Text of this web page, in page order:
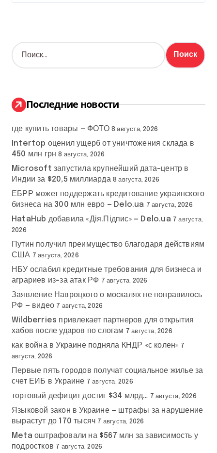
Н
а
:
Последние новости
где купить товары — ФОТО 8 августа, 2026
Intertop оценил ущерб от уничтожения склада в
450 млн грн 8 августа, 2026
Microsoft запустила крупнейший дата-центр в
Индии за $20,5 миллиарда 8 августа, 2026
ЕБРР может поддержать кредитование украинского
бизнеса на 300 млн евро — Delo.ua 7 августа, 2026
HataHub добавила «Дія.Підпис» — Delo.ua 7 августа,
2026
Путин получил преимущество благодаря действиям
США 7 августа, 2026
НБУ ослабил кредитные требования для бизнеса и
аграриев из-за атак РФ 7 августа, 2026
Заявление Навроцкого о москалях не понравилось
РФ — видео 7 августа, 2026
Wildberries привлекает партнеров для открытия
хабов после ударов по слогам 7 августа, 2026
как война в Украине подняла КНДР «с колен» 7
августа, 2026
Первые пять городов получат социальное жилье за
счет ЕИБ в Украине 7 августа, 2026
торговый дефицит достиг $34 млрд… 7 августа, 2026
Языковой закон в Украине — штрафы за нарушение
вырастут до 170 тысяч 7 августа, 2026
Meta оштрафовали на $567 млн за зависимость у
подростков 7 августа, 2026